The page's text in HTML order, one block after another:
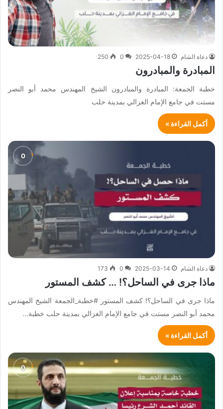
دعاة الشام 2025-04-18
0
250
المبادرة والمبادرون
خطبة الجمعة: المبادرة والمبادرون الشيخ المهندس محمد أبو النصر
مستت في جامع الإمام الغزالي بمدينة حلب
أكمل القراءة »
دعاة الشام 2025-03-14
0
173
ماذا جرى في الساحل؟! … كشف المستور
ماذا جرى في الساحل؟! كشف المستور #خطبة_الجمعة الشيخ المهندس
محمد أبو النصر مستت في جامع الإمام الغزالي بمدينة حلب خطبة…
أكمل القراءة »